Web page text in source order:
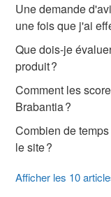
Une demande
une fois que j'ai
Que dois-je
produit ?
Comment les
Brabantia ?
Combien de
le site ?
Afficher les 10